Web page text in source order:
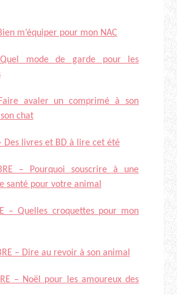
m’équiper pour mon NAC
mode de garde pour les
avaler un comprimé à son
chat
Des livres et BD à lire cet été
– Pourquoi souscrire à une
santé pour votre animal
– Quelles croquettes pour mon
– Dire au revoir à son animal
– Noël pour les amoureux des